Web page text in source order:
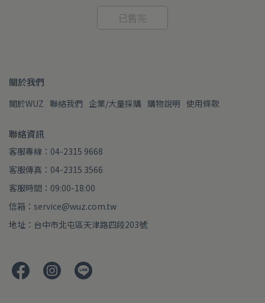
已售完
關於我們
關於WUZ 聯絡我們 企業/大量採購 購物說明 使用條款
聯絡資訊
客服專線：04-2315 9668
客服傳真：04-2315 3566
客服時間：09:00-18:00
信箱：service@wuz.com.tw
地址：台中市北屯區天津路四段203號